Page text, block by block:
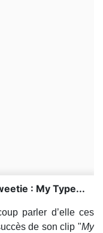
: My Type...
parler d’elle ces
de son clip "My